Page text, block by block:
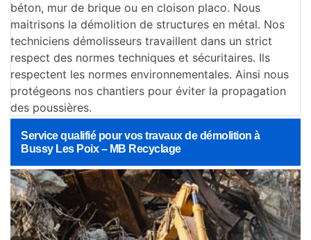
béton, mur de brique ou en cloison placo. Nous
maitrisons la démolition de structures en métal. Nos
techniciens démolisseurs travaillent dans un strict
respect des normes techniques et sécuritaires. Ils
respectent les normes environnementales. Ainsi nous
protégeons nos chantiers pour éviter la propagation
des poussières.
Service qualifié pour vos travaux de démolition à
Bussy Les Poix – MB Recyclage